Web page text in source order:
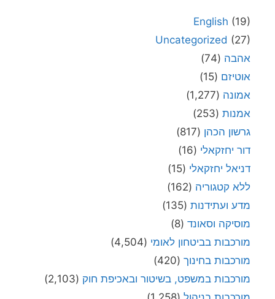
English (19)
Uncategorized (27)
אהבה (74)
אוטיזם (15)
אמונה (1,277)
אמנות (253)
גרשון הכהן (817)
דור יחזקאלי (16)
דניאל יחזקאלי (15)
ללא קטגוריה (162)
מדע ועתידנות (135)
מוסיקה וסאונד (8)
מורכבות בביטחון לאומי (4,504)
מורכבות בחינוך (420)
מורכבות במשפט, בשיטור ובאכיפת חוק (2,103)